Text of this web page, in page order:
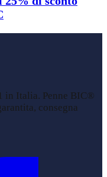
in Italia. Penne BIC®
consegna